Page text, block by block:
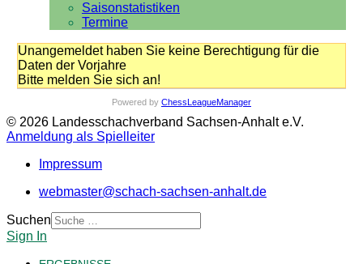
Saisonstatistiken
Termine
Unangemeldet haben Sie keine Berechtigung für die
Daten der Vorjahre
Bitte melden Sie sich an!
Powered by ChessLeagueManager
© 2026 Landesschachverband Sachsen-Anhalt e.V.
Anmeldung als Spielleiter
Impressum
webmaster@schach-sachsen-anhalt.de
Suchen
Sign In